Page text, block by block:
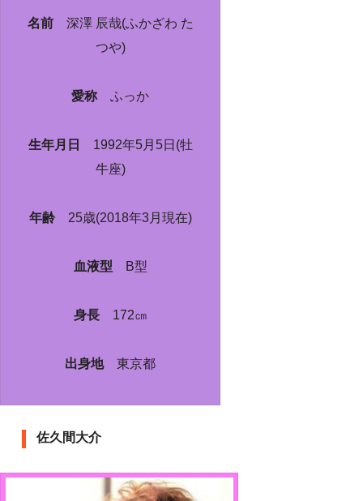
名前 深澤 辰哉(ふかざわ た
つや)
愛称 ふっか
生年月日 1992年5月5日(牡
牛座)
年齢 25歳(2018年3月現在)
血液型 B型
身長 172㎝
出身地 東京都
佐久間大介